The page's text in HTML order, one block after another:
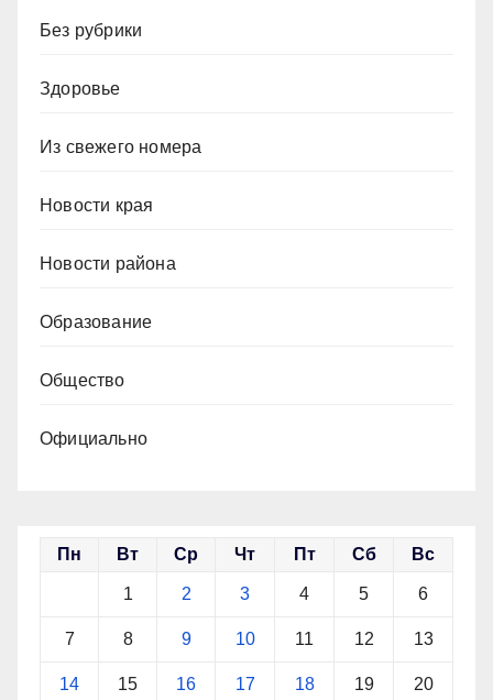
Без рубрики
Здоровье
Из свежего номера
Новости края
Новости района
Образование
Общество
Официально
Пн Вт Ср Чт Пт Сб Вс
1 2 3 4 5 6
7 8 9 10 11 12 13
14 15 16 17 18 19 20